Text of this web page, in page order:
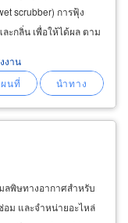
scrubber) การฟุ้ง
ละกลิ่น เพื่อให้ได้ผล ตาม
งาน
ลพิษทางอากาศสำหรับ
อม และจำหน่ายอะไหล่